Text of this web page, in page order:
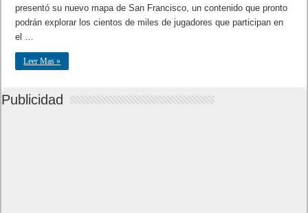
presentó su nuevo mapa de San Francisco, un contenido que pronto
podrán explorar los cientos de miles de jugadores que participan en
el …
Leer Mas »
Publicidad